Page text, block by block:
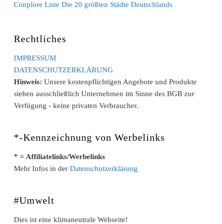
Conplore Liste Die 20 größten Städte Deutschlands
Rechtliches
IMPRESSUM
DATENSCHUTZERKLÄRUNG
Hinweis: Unsere kostenpflichtigen Angebote und Produkte
stehen ausschließlich Unternehmen im Sinne des BGB zur
Verfügung - keine privaten Verbraucher.
*-Kennzeichnung von Werbelinks
* = Affiliatelinks/Werbelinks
Mehr Infos in derDatenschutzerklärung
#Umwelt
Dies ist eine klimaneutrale Webseite!